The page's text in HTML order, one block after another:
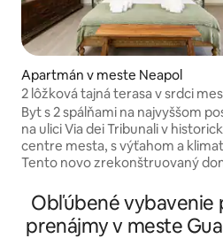
Apartmán v meste Neapol
2 lôžková tajná terasa v srdci
klimatizácia, výťah
Byt s 2 spálňami na najvyššom
na ulici Via dei Tribunali v
centre mesta, s výťahom a
Tento novo zrekonštruovaný
manželskú posteľ King v hlavnej
plne vybavenú kuchyňu s rúrou
veľkú spálňu s manželskou
Obľúbené vybavenie
prenájmy v meste